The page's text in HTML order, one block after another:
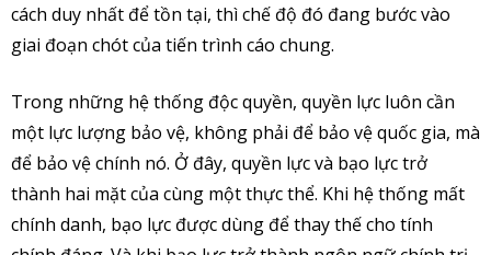
cách duy nhất để tồn tại, thì chế độ đó đang bước vào
giai đoạn chót của tiến trình cáo chung.
Trong những hệ thống độc quyền, quyền lực luôn cần
một lực lượng bảo vệ, không phải để bảo vệ quốc gia, mà
để bảo vệ chính nó. Ở đây, quyền lực và bạo lực trở
thành hai mặt của cùng một thực thể. Khi hệ thống mất
chính danh, bạo lực được dùng để thay thế cho tính